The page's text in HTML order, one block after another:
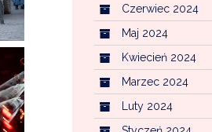
Czerwiec 2024
Maj 2024
Kwiecień 2024
Marzec 2024
Luty 2024